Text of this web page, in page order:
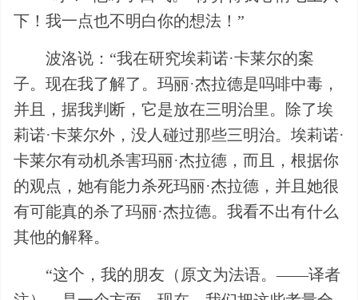
下！我一点也不明白你的想法！”
波洛说：“我在研究埃莉诺·卡莱尔的案
子。现在我了解了。玛丽·杰拉德是吗啡中毒，
并且，据我判断，它是放在三明治里。除了埃
莉诺·卡莱尔外，没人碰过那些三明治。埃莉诺·
卡莱尔有动机杀害玛丽·杰拉德，而且，根据你
的观点，她有能力杀死玛丽·杰拉德，并且她很
有可能真的杀了玛丽·杰拉德。我看不出有什么
其他的解释。
“这个，我的朋友（原文为法语。——译者